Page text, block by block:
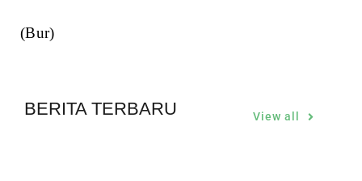
(Bur)
BERITA TERBARU View all